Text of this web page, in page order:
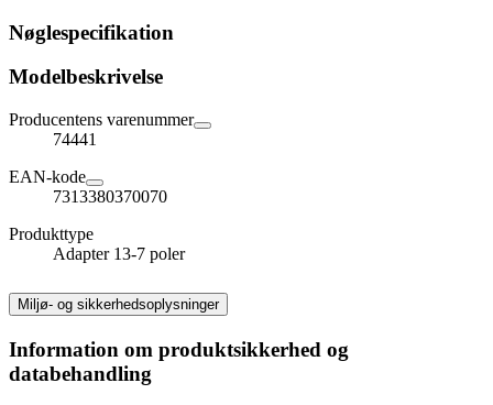
Nøglespecifikation
Modelbeskrivelse
Producentens varenummer
74441
EAN-kode
7313380370070
Produkttype
Adapter 13-7 poler
Miljø- og sikkerhedsoplysninger
Information om produktsikkerhed og
databehandling